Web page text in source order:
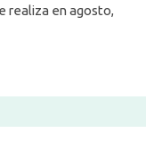
realiza en agosto,